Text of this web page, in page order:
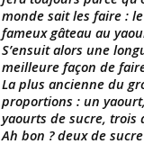
monde sait les faire :
fameux gâteau au
S’ensuit alors une
meilleure façon de
La plus ancienne du
proportions : un
yaourts de sucre, trois
Ah bon ? deux de